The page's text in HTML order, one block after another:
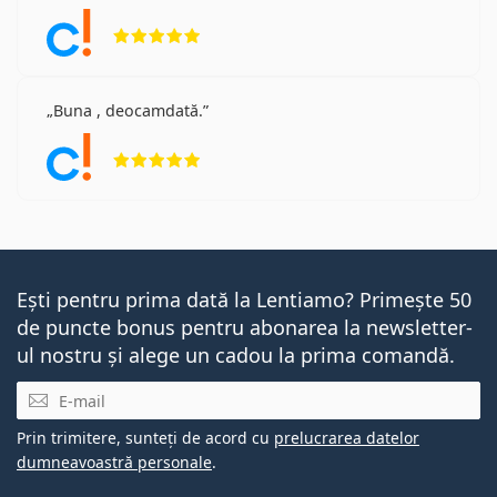
Buna , deocamdată.
Ești pentru prima dată la Lentiamo? Primește 50
de puncte bonus pentru abonarea la newsletter-
ul nostru și alege un cadou la prima comandă.
E-mail
Prin trimitere, sunteți de acord cu prelucrarea datelor
dumneavoastră personale.